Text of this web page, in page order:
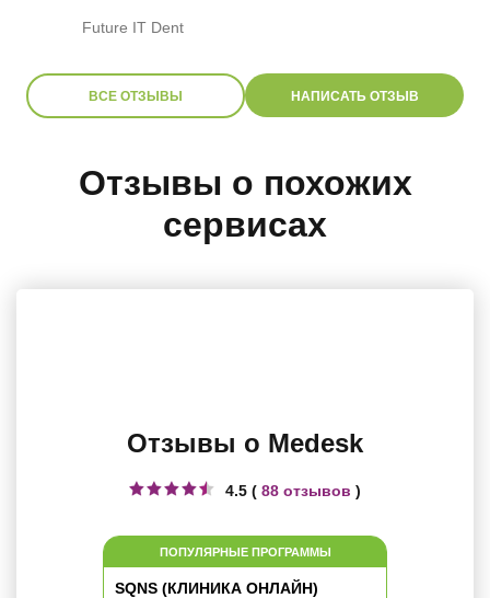
Future IT Dent
ВСЕ ОТЗЫВЫ НАПИСАТЬ ОТЗЫВ
Отзывы о похожих
сервисах
Отзывы о Medesk
4.5 ( 88 отзывов )
ПОПУЛЯРНЫЕ ПРОГРАММЫ
SQNS (КЛИНИКА ОНЛАЙН)